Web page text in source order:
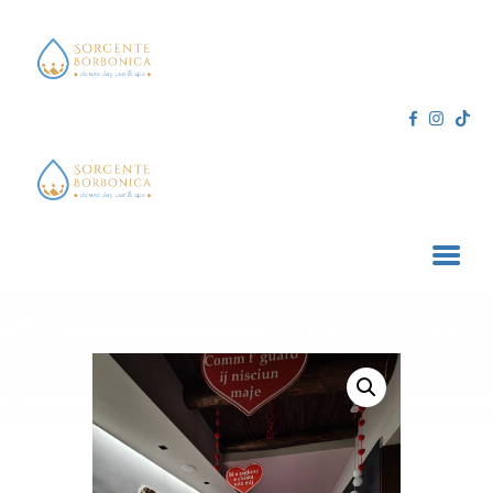
SORGENTE BORBONICA
TRATTAMENTI E SERVIZI